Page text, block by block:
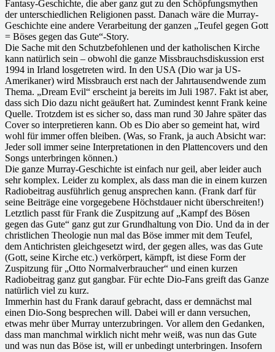
Fantasy-Geschichte, die aber ganz gut zu den Schöpfungsmythen
der unterschiedlichen Religionen passt. Danach wäre die Murray-
Geschichte eine andere Verarbeitung der ganzen „Teufel gegen Gott
= Böses gegen das Gute“-Story.
Die Sache mit den Schutzbefohlenen und der katholischen Kirche
kann natürlich sein – obwohl die ganze Missbrauchsdiskussion erst
1994 in Irland losgetreten wird. In den USA (Dio war ja US-
Amerikaner) wird Missbrauch erst nach der Jahrtausendwende zum
Thema. „Dream Evil“ erscheint ja bereits im Juli 1987. Fakt ist aber,
dass sich Dio dazu nicht geäußert hat. Zumindest kennt Frank keine
Quelle. Trotzdem ist es sicher so, dass man rund 30 Jahre später das
Cover so interpretieren kann. Ob es Dio aber so gemeint hat, wird
wohl für immer offen bleiben. (Was, so Frank, ja auch Absicht war:
Jeder soll immer seine Interpretationen in den Plattencovers und den
Songs unterbringen können.)
Die ganze Murray-Geschichte ist einfach nur geil, aber leider auch
sehr komplex. Leider zu komplex, als dass man die in einem kurzen
Radiobeitrag ausführlich genug ansprechen kann. (Frank darf für
seine Beiträge eine vorgegebene Höchstdauer nicht überschreiten!)
Letztlich passt für Frank die Zuspitzung auf „Kampf des Bösen
gegen das Gute“ ganz gut zur Grundhaltung von Dio. Und da in der
christlichen Theologie nun mal das Böse immer mit dem Teufel,
dem Antichristen gleichgesetzt wird, der gegen alles, was das Gute
(Gott, seine Kirche etc.) verkörpert, kämpft, ist diese Form der
Zuspitzung für „Otto Normalverbraucher“ und einen kurzen
Radiobeitrag ganz gut gangbar. Für echte Dio-Fans greift das Ganze
natürlich viel zu kurz.
Immerhin hast du Frank darauf gebracht, dass er demnächst mal
einen Dio-Song besprechen will. Dabei will er dann versuchen,
etwas mehr über Murray unterzubringen. Vor allem den Gedanken,
dass man manchmal wirklich nicht mehr weiß, was nun das Gute
und was nun das Böse ist, will er unbedingt unterbringen. Insofern